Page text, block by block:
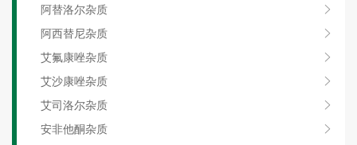
阿替洛尔杂质
阿西替尼杂质
艾氟康唑杂质
艾沙康唑杂质
艾司洛尔杂质
安非他酮杂质